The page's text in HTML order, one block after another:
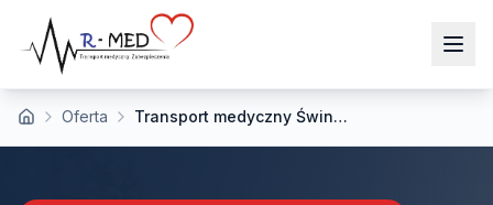
Strona główna
Oferta Transport medyczny Świnoujście